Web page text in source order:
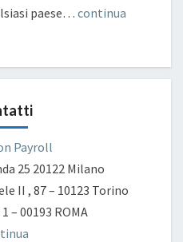
paese…continua
Payroll
25 20122 Milano
II , 87 – 10123 Torino
– 00193 ROMA